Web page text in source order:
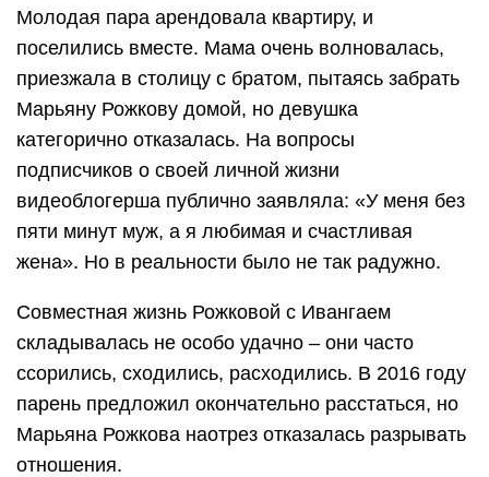
Молодая пара арендовала квартиру, и
поселились вместе. Мама очень волновалась,
приезжала в столицу с братом, пытаясь забрать
Марьяну Рожкову домой, но девушка
категорично отказалась. На вопросы
подписчиков о своей личной жизни
видеоблогерша публично заявляла: «У меня без
пяти минут муж, а я любимая и счастливая
жена». Но в реальности было не так радужно.
Совместная жизнь Рожковой с Ивангаем
складывалась не особо удачно – они часто
ссорились, сходились, расходились. В 2016 году
парень предложил окончательно расстаться, но
Марьяна Рожкова наотрез отказалась разрывать
отношения.